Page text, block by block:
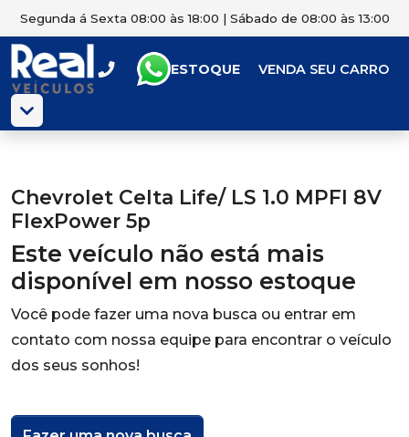
Segunda á Sexta 08:00 às 18:00 | Sábado de 08:00 às 13:00
ESTOQUE VENDA SEU CARRO
Chevrolet Celta Life/ LS 1.0 MPFI 8V
FlexPower 5p
Este veículo não está mais
disponível em nosso estoque
Você pode fazer uma nova busca ou entrar em
contato com nossa equipe para encontrar o veículo
dos seus sonhos!